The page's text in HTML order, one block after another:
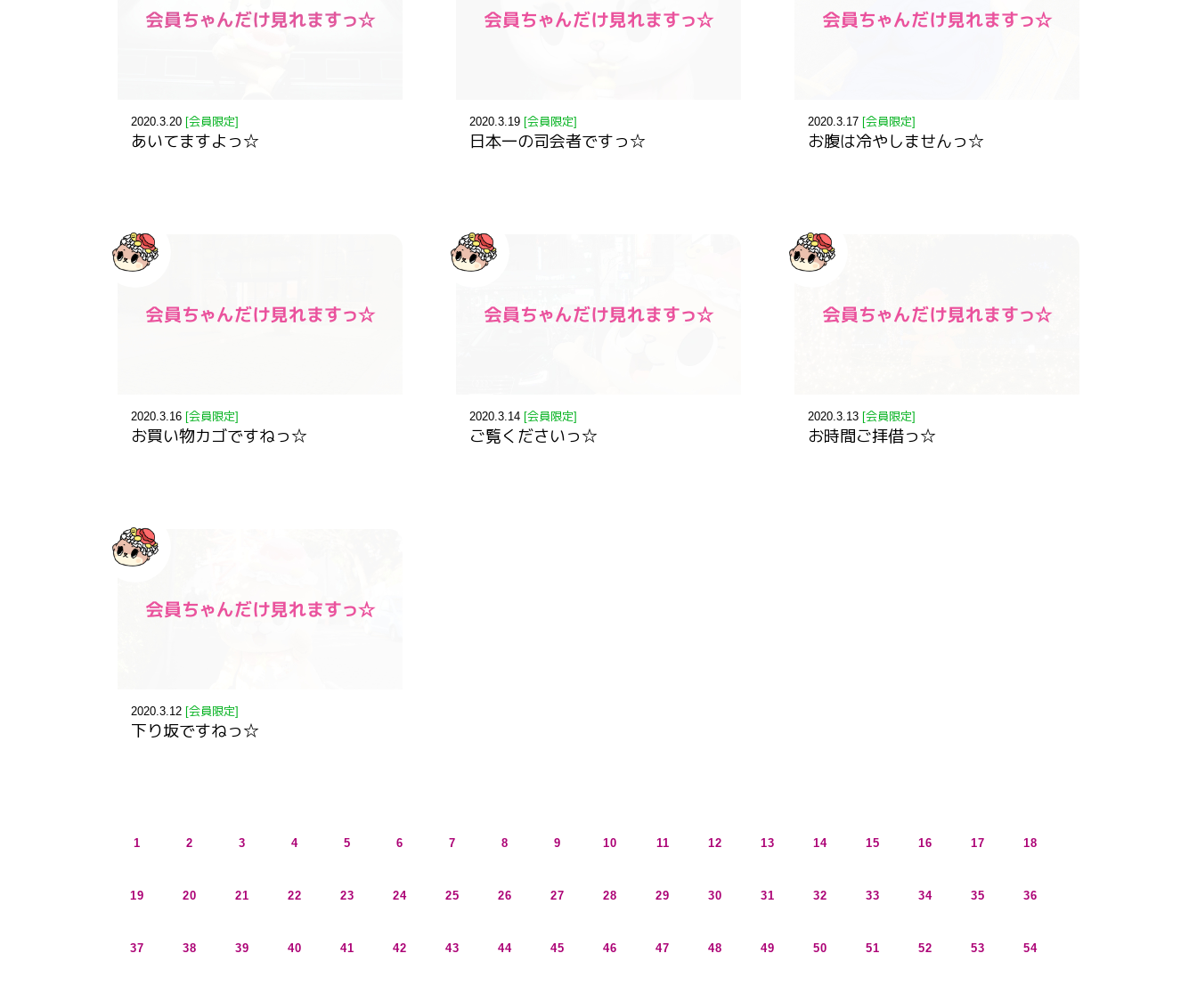
2020.3.20 [会員限定]
あいてますよっ☆
2020.3.19 [会員限定]
日本一の司会者ですっ☆
2020.3.17 [会員限定]
お腹は冷やしませんっ☆
2020.3.16 [会員限定]
お買い物カゴですねっ☆
2020.3.14 [会員限定]
ご覧くださいっ☆
2020.3.13 [会員限定]
お時間ご拝借っ☆
2020.3.12 [会員限定]
下り坂ですねっ☆
1 2 3 4 5 6 7 8 9 10 11 12 13 14 15 16 17 18
19 20 21 22 23 24 25 26 27 28 29 30 31 32 33 34 35 36
37 38 39 40 41 42 43 44 45 46 47 48 49 50 51 52 53 54